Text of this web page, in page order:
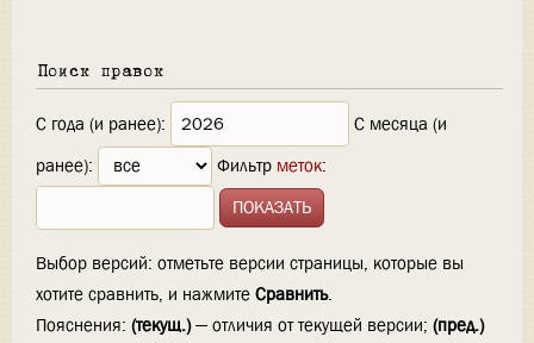
Поиск правок
С года (и ранее):
С месяца (и
ранее):
Фильтр меток:
Выбор версий: отметьте версии страницы, которые вы
хотите сравнить, и нажмите Сравнить.
Пояснения: (текущ.)— отличия от текущей версии; (пред.)